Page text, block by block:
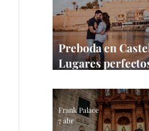
Preboda en
Lugares
Frank Palace
Frank Palace
7 abr